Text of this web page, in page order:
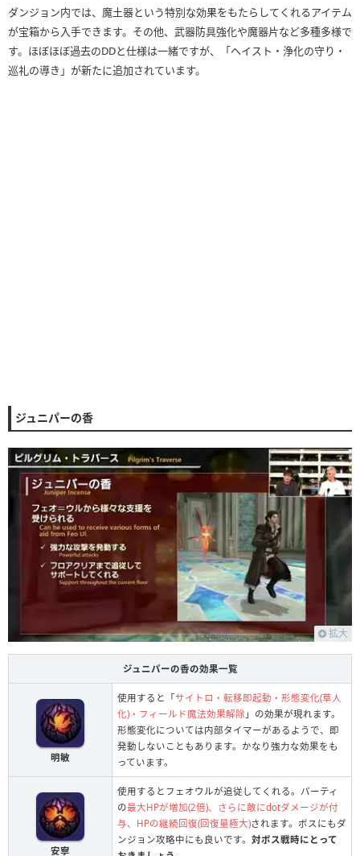
ダンジョン内では、魔土器という特別な効果をもたらしてくれるアイテム
が宝箱から入手できます。その他、武器防具強化や魔器片など多種多様で
す。ほぼほぼ過去のDDと仕様は一緒ですが、「ヘイスト・浄化の守り・
巡礼の導き」が新たに追加されています。
ジュニパーの香
拡大
ジュニパーの香の効果一覧
明敏
使用すると「サイトロ・転移即起動・形態変化(草人
化)・フィールド魔法効果解除 」の効果が現れます。
形態変化については内部タイマーがあるようで、即
発動しないこともあります。かなり強力な効果をも
っています。
安寧
使用するとフェオウルが追従してくれる。パーティ
の最大HPが増加(2倍)、さらに敵にdotダメージが付
与、HPの継続回復(回復量極大)されます。ボスにもダ
ンジョン攻略中にも良いです。 対ボス戦時にとって